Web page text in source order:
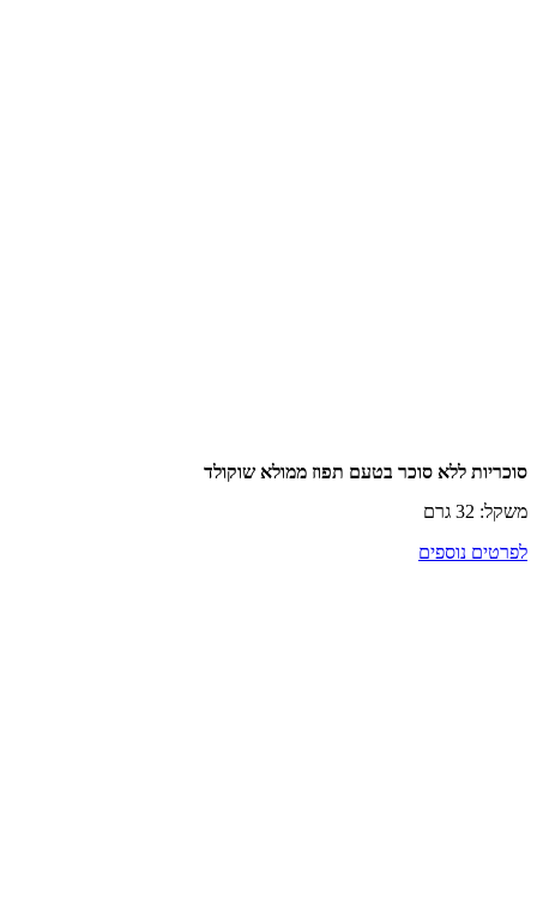
ללא סוכר בטעם תפוז ממולא שוקולד
נוספים